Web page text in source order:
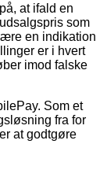
at ifald en
som
en indikation
er i hvert
imod falske
Som et
fra for
at godtgøre